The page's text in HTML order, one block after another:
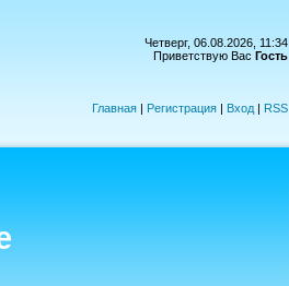
Четверг, 06.08.2026, 11:34
Приветствую Вас Гость
Главная | Регистрация | Вход | RSS